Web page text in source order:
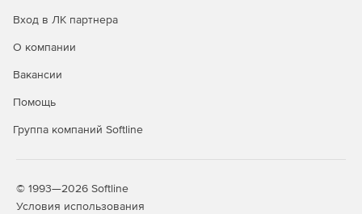
Вход в ЛК партнера
О компании
Вакансии
Помощь
Группа компаний Softline
© 1993—2026 Softline
Условия использования